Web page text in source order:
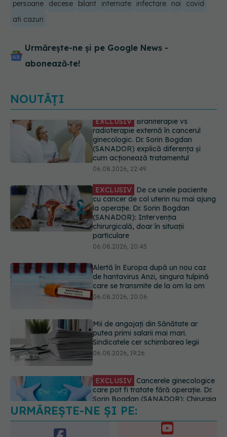
persoane decese bilant internate infectare noi
covid
ati cazuri
Urmărește-ne și pe Google News -
abonează‑te!
NOUTĂȚI
EXCLUSIV De ce unele paciente
cu cancer de col uterin nu mai ajung
la operație. Dr. Sorin Bogdan
(SANADOR): Intervenția
chirurgicală, doar în situații
06.08.2026, 20:45
Alertă în Europa după un nou caz
de hantavirus Anzi, singura tulpină
care se transmite de la om la om
06.08.2026, 20:06
Mii de angajați din Sănătate ar
putea primi salarii mai mari.
Sindicatele cer schimbarea legii
06.08.2026, 19:26
EXCLUSIV Cancerele ginecologice
care pot fi tratate fără operație. Dr.
Sorin Bogdan (SANADOR): Chirurgia
este indicată doar punctual, pentru
06.08.2026, 19:05
EXCLUSIV Brahiterapie vs
radioterapie externă în cancerul
ginecologic. Dr. Sorin Bogdan
(SANADOR) explică diferența și
cum acționează tratamentul
URMĂREȘTE-NE ȘI PE:
6560
ABONAȚI